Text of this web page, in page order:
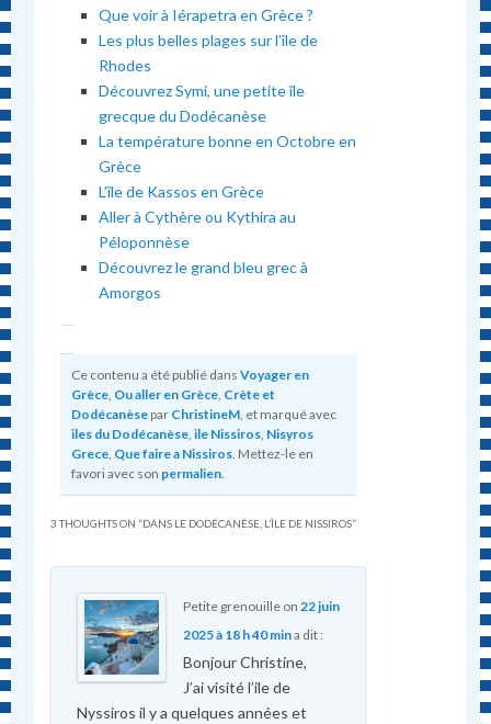
Que voir à Iérapetra en Grèce ?
Les plus belles plages sur l’île de
Rhodes
Découvrez Symi, une petite île
grecque du Dodécanèse
La température bonne en Octobre en
Grèce
L’île de Kassos en Grèce
Aller à Cythère ou Kythira au
Péloponnèse
Découvrez le grand bleu grec à
Amorgos
Ce contenu a été publié dansVoyager en
Grèce, Ou aller en Grèce, Crète et
Dodécanèse par ChristineM, et marqué avec
iles du Dodécanèse,ile Nissiros, Nisyros
Grece, Que faire a Nissiros. Mettez-le en
favori avec son permalien.
3 THOUGHTS ON “DANS LE DODÉCANÈSE, L’ÎLE DE NISSIROS”
Petite grenouilleon 22 juin
2025 à 18 h 40 mina dit :
Bonjour Christine,
J’ai visité l’ile de
Nyssiros il y a quelques années et